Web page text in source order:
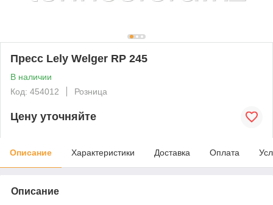
Пресс Lely Welger RP 245
В наличии
Код: 454012
Розница
Цену уточняйте
Описание Характеристики Доставка Оплата
Описание